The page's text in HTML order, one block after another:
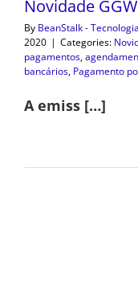
Novidade
By BeanStalk -
2020 | Categories:
pagamentos,
bancários, Pagamento
A emiss […]